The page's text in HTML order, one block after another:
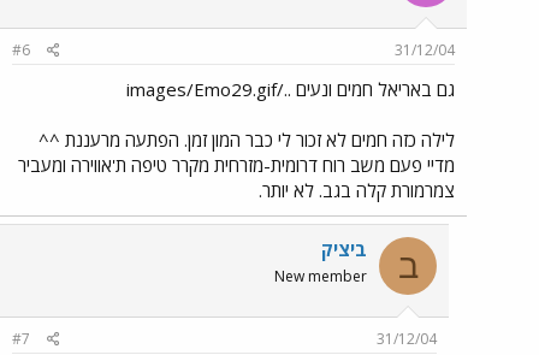
31/12/04
#6
גם באריאל חמים ונעים ../images/Emo29.gif
לילה כזה חמים לא זכור לי כבר המון זמן. הפתעה מרעננת ^^
מדיי פעם משב רוח דרומית-מזרחית מקרר טיפה ת'אווירה ומעביר
צמרמורת קלה בגב. לא יותר.
ב ביציק
New member
31/12/04
#7